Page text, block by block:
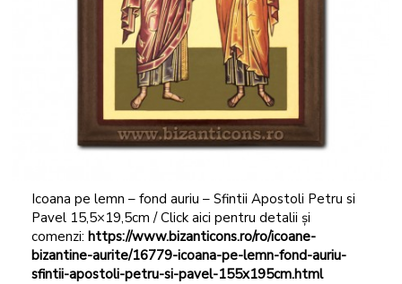
Icoana pe lemn – fond auriu – Sfintii Apostoli Petru si
Pavel 15,5×19,5cm / Click aici pentru detalii și
comenzi: https://www.bizanticons.ro/ro/icoane-
bizantine-aurite/16779-icoana-pe-lemn-fond-auriu-
sfintii-apostoli-petru-si-pavel-155x195cm.html